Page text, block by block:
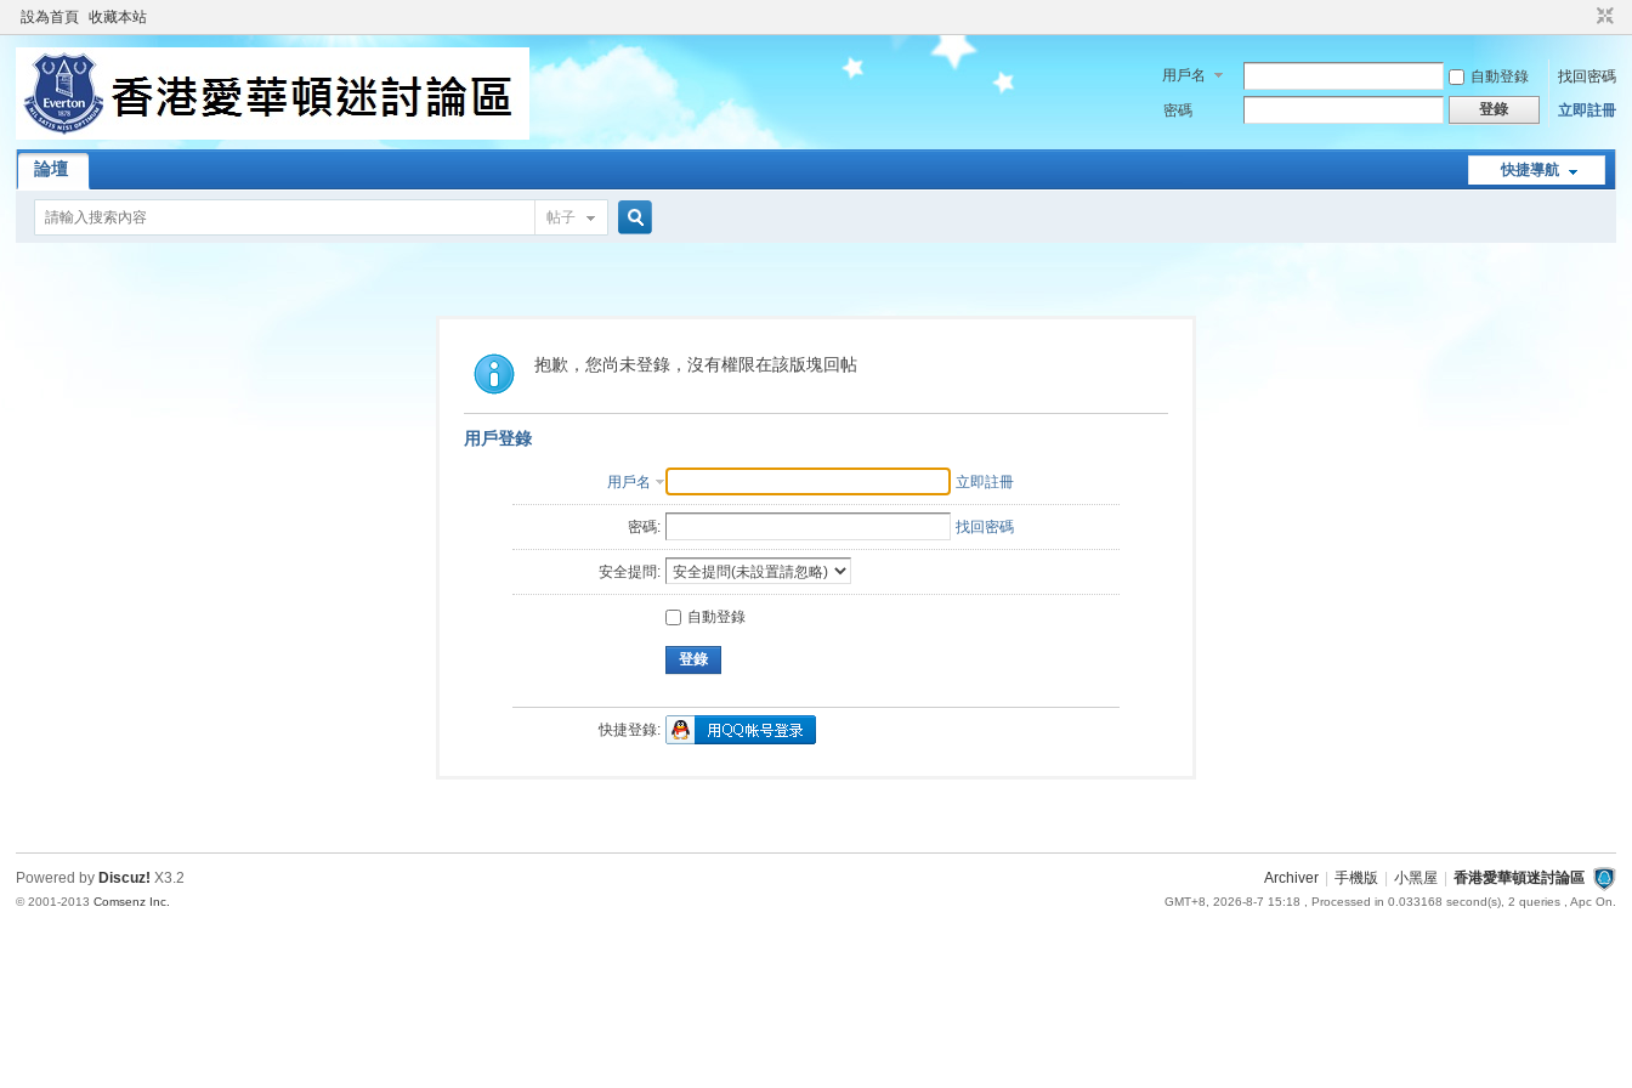
設為首頁 收藏本站
用戶名 自動登錄
找回密碼
密碼
登錄 立即註冊
快捷導航
論壇
帖子
索
抱歉，您尚未登錄，沒有權限在該版塊回帖
用戶登錄
用戶名 立即註冊
密碼: 找回密碼
安全提問:
自動登錄
登錄
快捷登錄:
Archiver 手機版 小黑屋 香港愛華頓迷討論區
GMT+8, 2026-8-7 15:18 , Processed in 0.033168 second(s), 2 queries , Apc On.
Powered by Discuz! X3.2
© 2001-2013Comsenz Inc.